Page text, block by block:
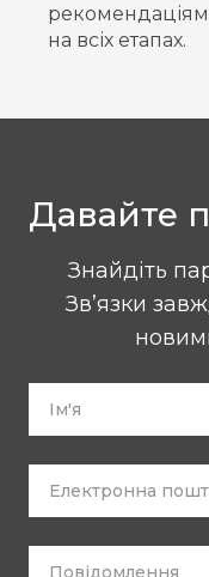
на всіх етапах.
Давайте
Знайдіть
Зв’язки